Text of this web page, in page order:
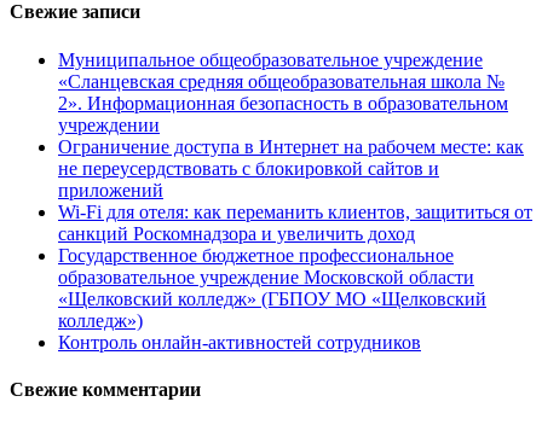
Свежие записи
Муниципальное общеобразовательное учреждение
«Сланцевская средняя общеобразовательная школа №
2». Информационная безопасность в образовательном
учреждении
Ограничение доступа в Интернет на рабочем месте: как
не переусердствовать с блокировкой сайтов и
приложений
Wi-Fi для отеля: как переманить клиентов, защититься от
санкций Роскомнадзора и увеличить доход
Государственное бюджетное профессиональное
образовательное учреждение Московской области
«Щелковский колледж» (ГБПОУ МО «Щелковский
колледж»)
Контроль онлайн-активностей сотрудников
Свежие комментарии